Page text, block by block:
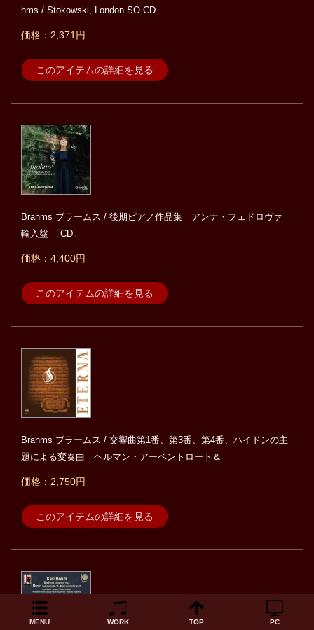
hms / Stokowski, London SO CD
価格：2,371円
このアイテムの詳細を見る
Brahms ブラームス / 後期ピアノ作品集 アンナ・フェドロヴァ
輸入盤 〔CD〕
価格：4,400円
このアイテムの詳細を見る
Brahms ブラームス / 交響曲第1番、第3番、第4番、ハイドンの主
題による変奏曲 ヘルマン・アーベントロート＆
価格：2,750円
このアイテムの詳細を見る
MENU WORK TOP PC